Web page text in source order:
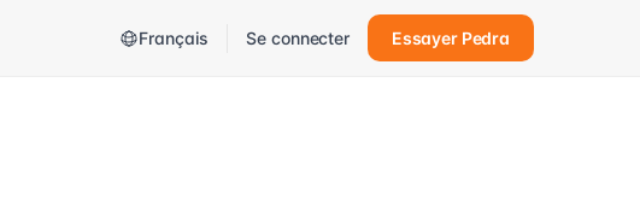
Français Se connecter Essayer Pedra